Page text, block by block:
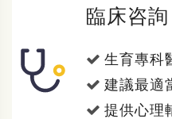
臨床咨詢
生育專科
建議最適
提供心理